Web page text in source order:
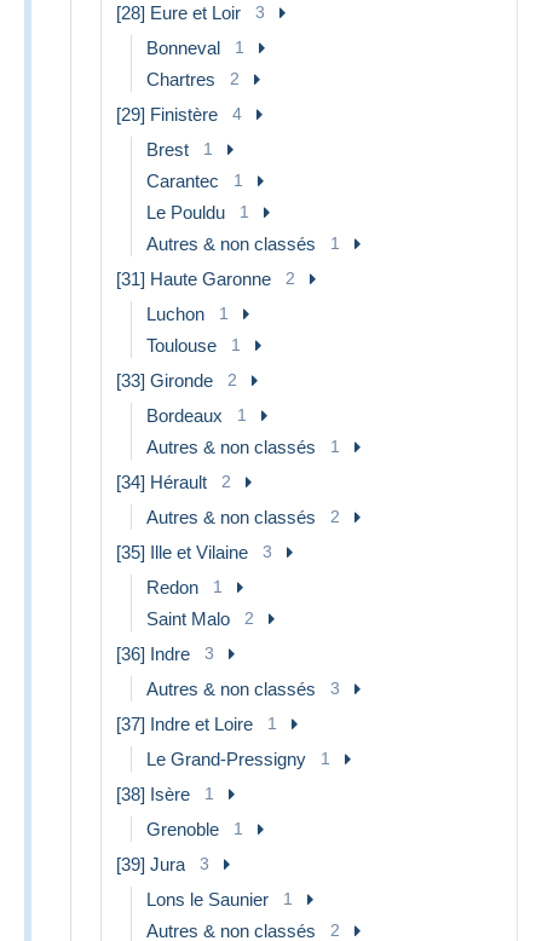
[28] Eure et Loir 3
Bonneval 1
Chartres 2
[29] Finistère 4
Brest 1
Carantec 1
Le Pouldu 1
Autres & non classés 1
[31] Haute Garonne 2
Luchon 1
Toulouse 1
[33] Gironde 2
Bordeaux 1
Autres & non classés 1
[34] Hérault 2
Autres & non classés 2
[35] Ille et Vilaine 3
Redon 1
Saint Malo 2
[36] Indre 3
Autres & non classés 3
[37] Indre et Loire 1
Le Grand-Pressigny 1
[38] Isère 1
Grenoble 1
[39] Jura 3
Lons le Saunier 1
Autres & non classés 2